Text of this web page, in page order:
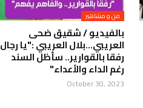
فن و مشاهير
بالفيديو / شقيق ضحى
العريبي...بلال العريبي :"يا رجال
رفقا بالقوارير.. سأظل السند
رغم الداء والأعداء"
October 30, 2023